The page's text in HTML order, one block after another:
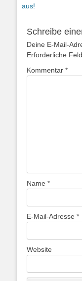
Beitrag:
aus!
Schreibe
Deine E-Mail-
Erforderliche
Kommentar *
Name *
E-Mail-Adresse *
Website